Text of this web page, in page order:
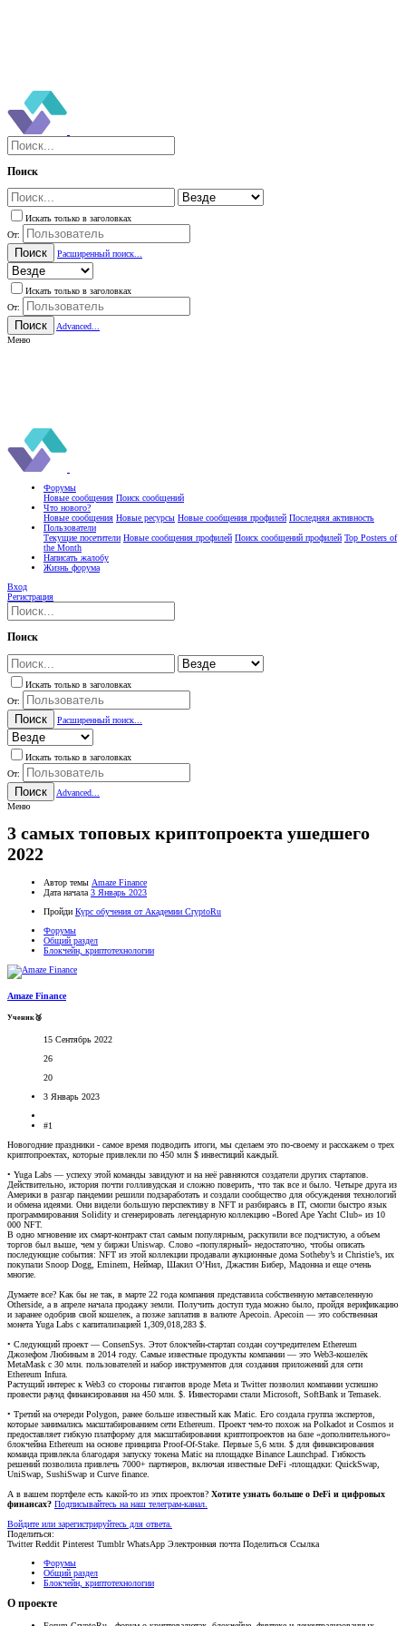
Поиск
Искать только в заголовках
От:
Поиск Расширенный поиск...
Искать только в заголовках
От:
Поиск
Advanced...
Меню
Форумы
Новые сообщения Поиск сообщений
Что нового?
Новые сообщения Новые ресурсы Новые сообщения профилей Последняя активность
Пользователи
Текущие посетители Новые сообщения профилей Поиск сообщений профилей Top Posters of
the Month
Написать жалобу
Жизнь форума
Вход
Регистрация
Поиск
Искать только в заголовках
От:
Поиск Расширенный поиск...
Искать только в заголовках
От:
Поиск
Advanced...
Меню
3 самых топовых криптопроекта ушедшего
2022
Автор темы Amaze Finance
Дата начала 3 Январь 2023
Пройди Курс обучения от Академии CryptoRu
Форумы
Общий раздел
Блокчейн, криптотехнологии
Amaze Finance
Ученик🥉
15 Сентябрь 2022
26
20
3 Январь 2023
#1
Новогодние праздники - самое время подводить итоги, мы сделаем это по-своему и расскажем о трех
криптопроектах, которые привлекли по 450 млн $ инвестиций каждый.
• Yuga Labs — успеху этой команды завидуют и на неё равняются создатели других стартапов.
Действительно, история почти голливудская и сложно поверить, что так все и было. Четыре друга из
Америки в разгар пандемии решили подзаработать и создали сообщество для обсуждения технологий
и обмена идеями. Они видели большую перспективу в NFT и разбираясь в IT, смогли быстро язык
программирования Solidity и сгенерировать легендарную коллекцию «Bored Ape Yacht Club» из 10
000 NFT.
В одно мгновение их смарт-контракт стал самым популярным, раскупили все подчистую, а объем
торгов был выше, чем у биржи Uniswap. Слово «популярный» недостаточно, чтобы описать
последующие события: NFT из этой коллекции продавали аукционные дома Sotheby’s и Christie’s, их
покупали Snoop Dogg, Eminem, Неймар, Шакил О’Нил, Джастин Бибер, Мадонна и еще очень
многие.
Думаете все? Как бы не так, в марте 22 года компания представила собственную метавселенную
Otherside, а в апреле начала продажу земли. Получить доступ туда можно было, пройдя верификацию
и заранее одобрив свой кошелек, а позже заплатив в валюте Apecoin. Apecoin — это собственная
монета Yuga Labs с капитализацией 1,309,018,283 $.
• Следующий проект — ConsenSys. Этот блокчейн-стартап создан соучредителем Ethereum
Джозефом Любиным в 2014 году. Самые известные продукты компании — это Web3-кошелёк
MetaMask с 30 млн. пользователей и набор инструментов для создания приложений для сети
Ethereum Infura.
Растущий интерес к Web3 со стороны гигантов вроде Meta и Twitter позволил компании успешно
провести раунд финансирования на 450 млн. $. Инвесторами стали Microsoft, SoftBank и Temasek.
• Третий на очереди Polygon, ранее больше известный как Matic. Его создала группа экспертов,
которые занимались масштабированием сети Ethereum. Проект чем-то похож на Polkadot и Cosmos и
предоставляет гибкую платформу для масштабирования криптопроектов на базе «дополнительного»
блокчейна Ethereum на основе принципа Proof-Of-Stake. Первые 5,6 млн. $ для финансирования
команда привлекла благодаря запуску токена Matic на площадке Binance Launchpad. Гибкость
решений позволила привлечь 7000+ партнеров, включая известные DeFi -площадки: QuickSwap,
UniSwap, SushiSwap и Curve finance.
А в вашем портфеле есть какой-то из этих проектов? Хотите узнать больше о DeFi и цифровых
финансах? Подписывайтесь на наш телеграм-канал.
Войдите или зарегистрируйтесь для ответа.
Поделиться:
Twitter Reddit Pinterest Tumblr WhatsApp Электронная почта Поделиться Ссылка
Форумы
Общий раздел
Блокчейн, криптотехнологии
О проекте